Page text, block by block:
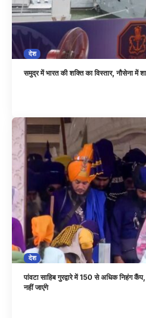
देश
समुद्र में भारत की शक्ति का विस्तार, नौसेना में
देश
पांवटा साहिब गुरद्वारे में 150 से अधिक निहंग कैंप,
नहीं जाएंगे